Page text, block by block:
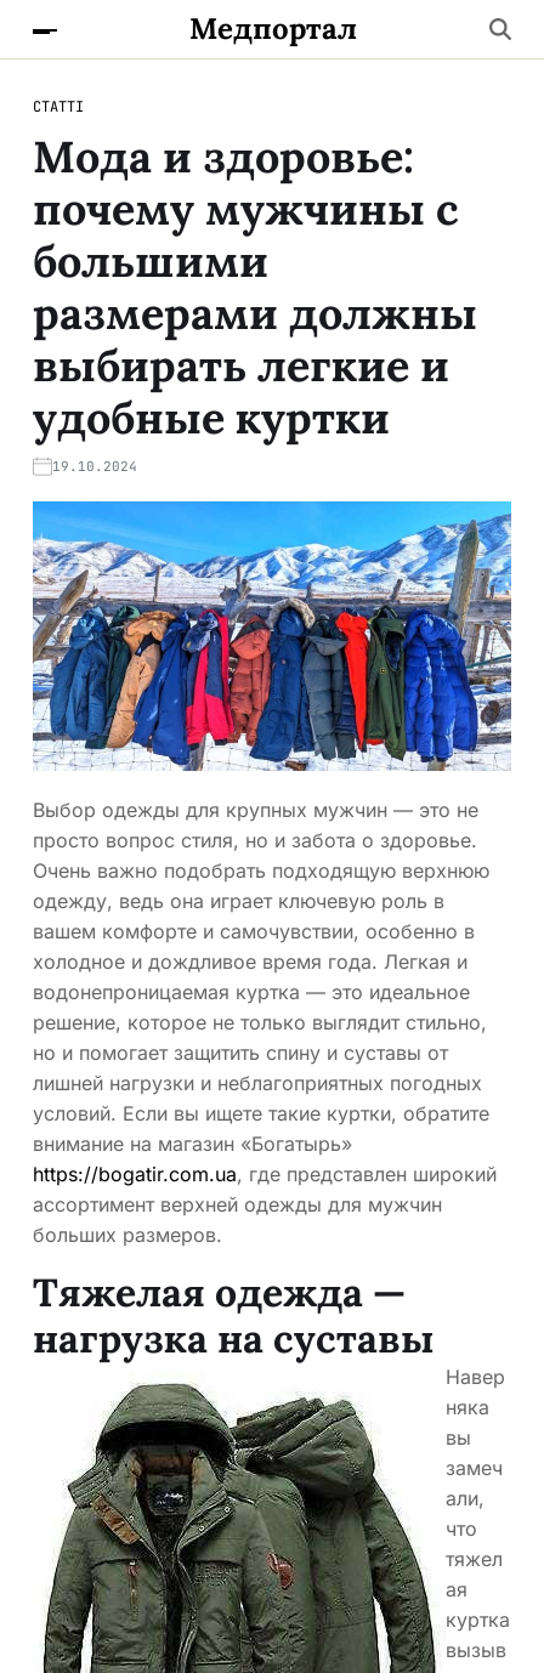
Медпортал
СТАТТІ
Мода и здоровье:
почему мужчины с
большими
размерами должны
выбирать легкие и
удобные куртки
19.10.2024
Выбор одежды для крупных мужчин — это не
просто вопрос стиля, но и забота о здоровье.
Очень важно подобрать подходящую верхнюю
одежду, ведь она играет ключевую роль в
вашем комфорте и самочувствии, особенно в
холодное и дождливое время года. Легкая и
водонепроницаемая куртка — это идеальное
решение, которое не только выглядит стильно,
но и помогает защитить спину и суставы от
лишней нагрузки и неблагоприятных погодных
условий. Если вы ищете такие куртки, обратите
внимание на магазин «Богатырь»
https://bogatir.com.ua, где представлен широкий
ассортимент верхней одежды для мужчин
больших размеров.
Тяжелая одежда —
нагрузка на суставы
Навер
няка
вы
замеч
али,
что
тяжел
ая
куртка
вызыв